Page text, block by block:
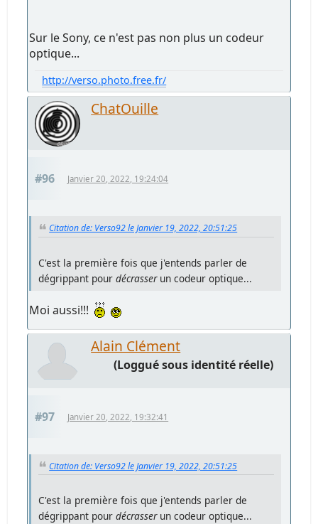
Sur le Sony, ce n'est pas non plus un codeur
optique...
http://verso.photo.free.fr/
ChatOuille
#96 Janvier 20, 2022, 19:24:04
Citation de: Verso92 le Janvier 19, 2022, 20:51:25
C'est la première fois que j'entends parler de
dégrippant pourdécrasserun codeur optique...
Moi aussi!!!
Alain Clément
(Loggué sous identité réelle)
#97 Janvier 20, 2022, 19:32:41
Citation de: Verso92 le Janvier 19, 2022, 20:51:25
C'est la première fois que j'entends parler de
dégrippant pourdécrasserun codeur optique...